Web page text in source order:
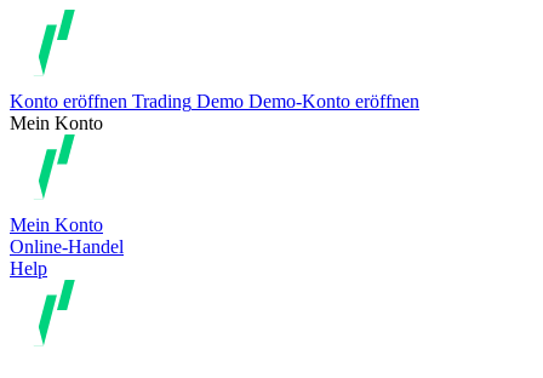
Konto eröffnen Trading Demo Demo-Konto eröffnen
Mein Konto
Mein Konto
Online-Handel
Help